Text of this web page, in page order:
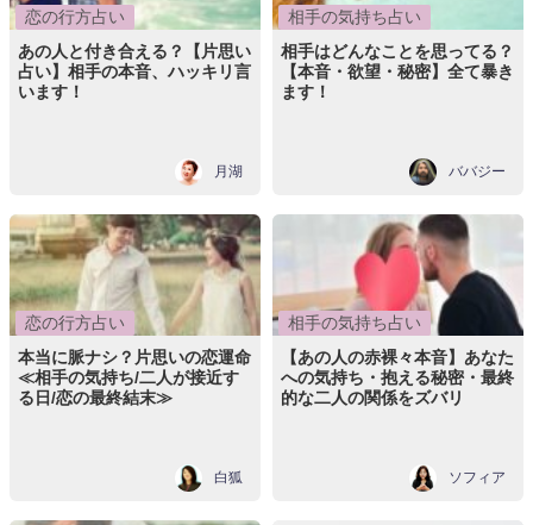
恋の行方占い
あの人と付き合える？【片思い
占い】相手の本音、ハッキリ言
います！
月湖
相手の気持ち占い
相手はどんなことを思ってる？
【本音・欲望・秘密】全て暴き
ます！
ババジー
恋の行方占い
本当に脈ナシ？片思いの恋運命
≪相手の気持ち/二人が接近す
る日/恋の最終結末≫
白狐
相手の気持ち占い
【あの人の赤裸々本音】あなた
への気持ち・抱える秘密・最終
的な二人の関係をズバリ
ソフィア